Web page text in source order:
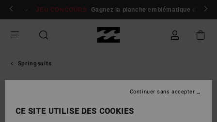
Passer
Se connecter / s'inscrire
JEU CONCOURS Gagnez la planche emblématique d'Andy
Springsuits
CE SITE UTILISE DES COOKIES
Continuer sans accepter